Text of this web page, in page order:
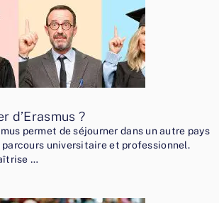
d’Erasmus ?
permet de séjourner dans un autre pays
parcours universitaire et professionnel.
…